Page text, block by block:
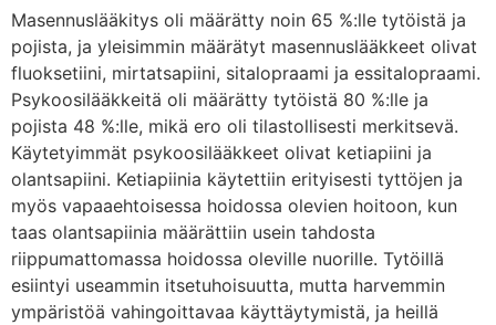
Masennuslääkitys oli määrätty noin 65 %:lle tytöistä ja
pojista, ja yleisimmin määrätyt masennuslääkkeet olivat
fluoksetiini, mirtatsapiini, sitalopraami ja essitalopraami.
Psykoosilääkkeitä oli määrätty tytöistä 80 %:lle ja
pojista 48 %:lle, mikä ero oli tilastollisesti merkitsevä.
Käytetyimmät psykoosilääkkeet olivat ketiapiini ja
olantsapiini. Ketiapiinia käytettiin erityisesti tyttöjen ja
myös vapaaehtoisessa hoidossa olevien hoitoon, kun
taas olantsapiinia määrättiin usein tahdosta
riippumattomassa hoidossa oleville nuorille. Tytöillä
esiintyi useammin itsetuhoisuutta, mutta harvemmin
ympäristöä vahingoittavaa käyttäytymistä, ja heillä